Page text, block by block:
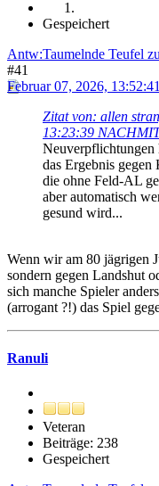
Gespeichert
Antw:Taumelnde Teufel
#41
Februar 07, 2026,
Zitat von: allen
13:23:39
Neuverpflichtungen
das Ergebnis gegen
die ohne Feld-AL
aber automatisch
gesund wird...
Wenn wir am 80 jägrigen
sondern gegen Landshut
sich manche Spieler
(arrogant ?!) das Spiel
Ranuli
Veteran
Beiträge: 238
Gespeichert